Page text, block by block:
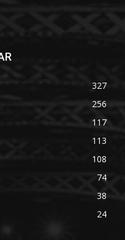
327
256
117
113
108
74
38
24